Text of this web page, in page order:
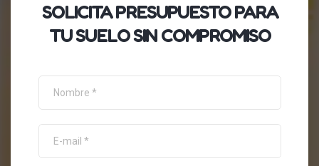
SOLICITAPRESUPUESTOPARA
TU SUELO SIN COMPROMISO